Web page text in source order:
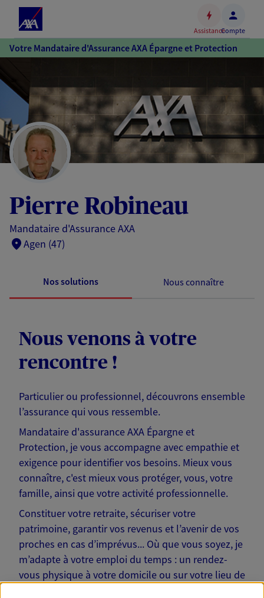
Accéder
au
Accéder
au
pied
de
page
AssistanceCompte
Votre Mandataire d'Assurance AXA Épargne et Protection
Pierre Robineau
Mandataire d'Assurance AXA
Agen (47)
Nos solutions Nous connaître
Nous venons à votre
rencontre !
Particulier ou professionnel, découvrons ensemble
l’assurance qui vous ressemble.
Mandataire d'assurance AXA Épargne et
Protection, je vous accompagne avec empathie et
exigence pour identifier vos besoins. Mieux vous
connaître, c'est mieux vous protéger, vous, votre
famille, ainsi que votre activité professionnelle.
Constituer votre retraite, sécuriser votre
patrimoine, garantir vos revenus et l’avenir de vos
proches en cas d’imprévus... Où que vous soyez, je
m’adapte à votre emploi du temps : un rendez-
vous physique à votre domicile ou sur votre lieu de